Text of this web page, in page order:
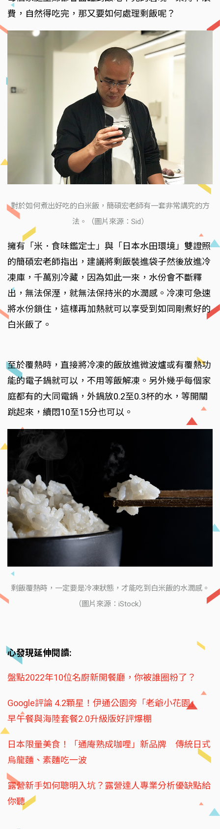
費，自然得吃完，那又要如何處理剩飯呢？
對於如何煮出好吃的白米飯，簡碩宏老師有一套非常講究的方
法。（圖片來源：Sid）
擁有「米．食味鑑定士」與「日本水田環境」雙證照
的簡碩宏老師指出，建議將剩飯裝進袋子然後放進冷
凍庫，千萬別冷藏，因為如此一來，水份會不斷釋
出，無法保溼，就無法保持米的水潤感。冷凍可急速
將水份鎖住，這樣再加熱就可以享受到如同剛煮好的
白米飯了。
至於覆熱時，直接將冷凍的飯放進微波爐或有覆熱功
能的電子鍋就可以，不用等飯解凍。另外幾乎每個家
庭都有的大同電鍋，外鍋放0.2至0.3杯的水，等開關
跳起來，續悶10至15分也可以。
剩飯覆熱時，一定要是冷凍狀態，才能吃到白米飯的水潤感。
（圖片來源：iStock）
心發現延伸閱讀:
盤點2022年10位名廚新開餐廳，你被誰圈粉了？
Google評論 4.2顆星！伊通公園旁「老爺小花園」
早午餐與海陸套餐2.0升級版好評爆棚
日本限量美食！「通庵熟成咖哩」新品牌 傳統日式
烏龍麵、素麵吃一波
露營新手如何聰明入坑？露營達人專業分析優缺點給
你聽